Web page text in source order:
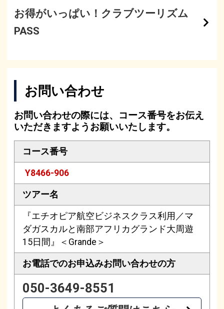
お得がいっぱい！クラブツーリズム
PASS
お問い合わせ
お問い合わせの際には、コース番号をお伝え
いただきますようお願いいたします。
コース番号
Y8466-906
ツアー名
『エチオピア航空ビジネスクラス利用／マ
ダガスカルと南部アフリカグランド大周遊
15日間』＜Grande＞
お電話でのお申込みお問い合わせの方
050-3649-8551